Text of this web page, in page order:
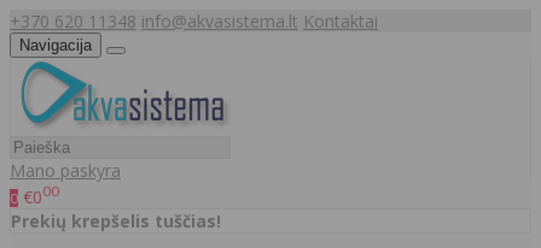
+370 620 11348 info@akvasistema.lt Kontaktai
Navigacija
Mano paskyra
0 €000
Prekių krepšelis tuščias!